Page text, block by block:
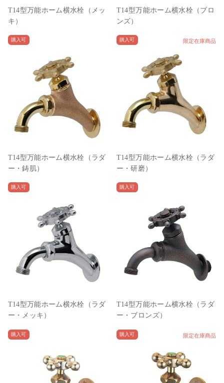
T14型万能ホーム横水栓（メッ
キ）
T14型万能ホーム横水栓（ブロ
ンズ）
購入可
T14型万能ホーム横水栓（ラダ
ー・鋳肌）
購入可 限定在庫商品
T14型万能ホーム横水栓（ラダ
ー・研磨）
購入可
T14型万能ホーム横水栓（ラダ
ー・メッキ）
購入可
T14型万能ホーム横水栓（ラダ
ー・ブロンズ）
購入可 購入可 限定在庫商品